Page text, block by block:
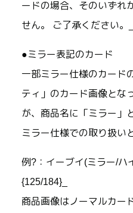
ードの場合、そのいずれ
せん。 ご了承ください。_
●ミラー表記のカード
一部ミラー仕様のカード
ティ」のカード画像とな
が、商品名に「ミラー」
ミラー仕様での取り扱い
例?：イーブイ(ミラー/ハ
{125/184}_
商品画像はノーマルカー